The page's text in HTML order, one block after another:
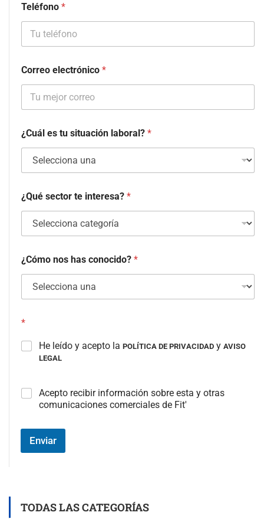
Teléfono *
Correo electrónico *
¿Cuál es tu situación laboral? *
¿Qué sector te interesa? *
¿Cómo nos has conocido? *
*
He leído y acepto la POLÍTICA DE PRIVACIDAD y AVISO
LEGAL
C
a
3
p
i
Acepto recibir información sobre esta y otras
comunicaciones comerciales de Fit'
Enviar
TODAS LAS CATEGORÍAS